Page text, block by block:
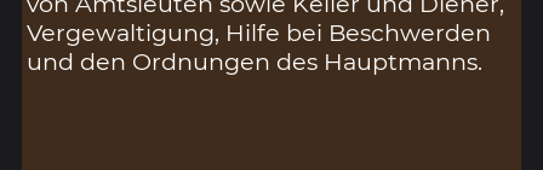
Vergewaltigung, Hilfe bei Beschwerden
und den Ordnungen des Hauptmanns.